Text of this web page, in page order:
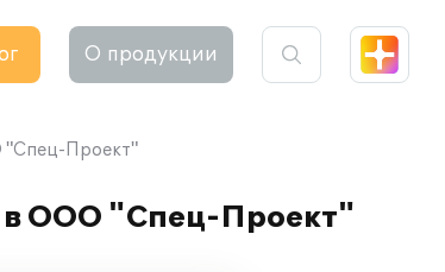
О продукции
"Спец-Проект"
в ООО "Спец-Проект"